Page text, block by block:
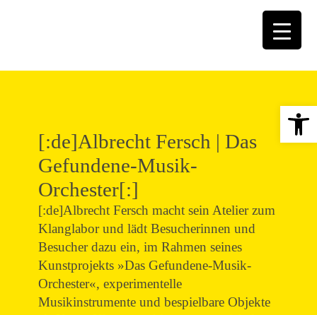
[:de]Albrecht Fersch | Das
Gefundene-Musik-
Orchester[:]
[:de]Albrecht Fersch macht sein Atelier zum
Klanglabor und lädt Besucherinnen und
Besucher dazu ein, im Rahmen seines
Kunstprojekts »Das Gefundene-Musik-
Orchester«, experimentelle
Musikinstrumente und bespielbare Objekte